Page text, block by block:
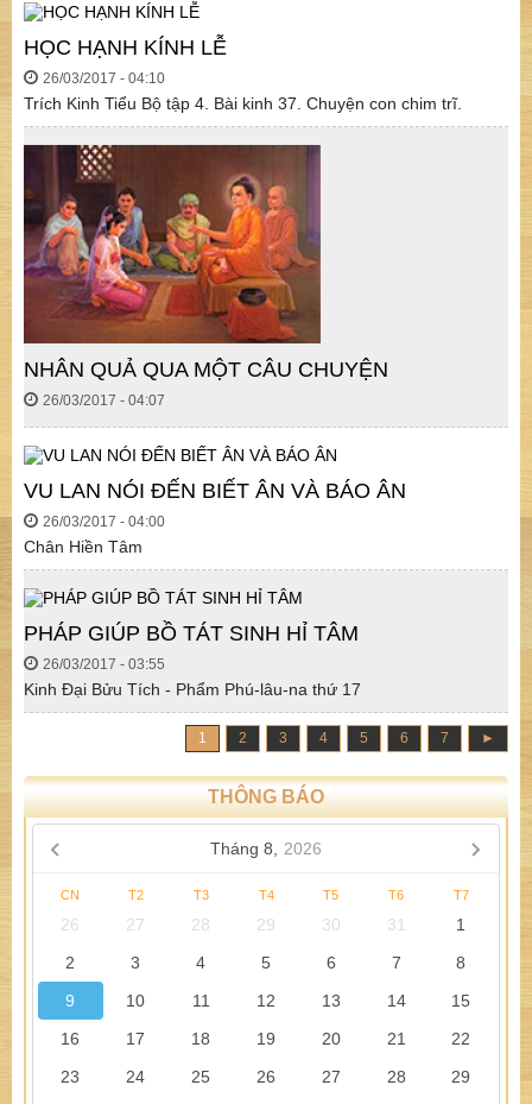
HỌC HẠNH KÍNH LỄ
26/03/2017 - 04:10
Trích Kinh Tiểu Bộ tập 4. Bài kinh 37. Chuyện con chim trĩ.
NHÂN QUẢ QUA MỘT CÂU CHUYỆN
26/03/2017 - 04:07
VU LAN NÓI ĐẾN BIẾT ÂN VÀ BÁO ÂN
26/03/2017 - 04:00
Chân Hiền Tâm
PHÁP GIÚP BỒ TÁT SINH HỈ TÂM
26/03/2017 - 03:55
Kinh Đại Bửu Tích - Phẩm Phú-lâu-na thứ 17
1 2 3 4 5 6 7 ►
THÔNG BÁO
Tháng 8, 2026
CN T2 T3 T4 T5 T6 T7
26 27 28 29 30 31
1
2
3 4 5 6 7
8
9
10 11 12 13 14
15
16
17 18 19 20 21
22
23
24 25 26 27 28 29